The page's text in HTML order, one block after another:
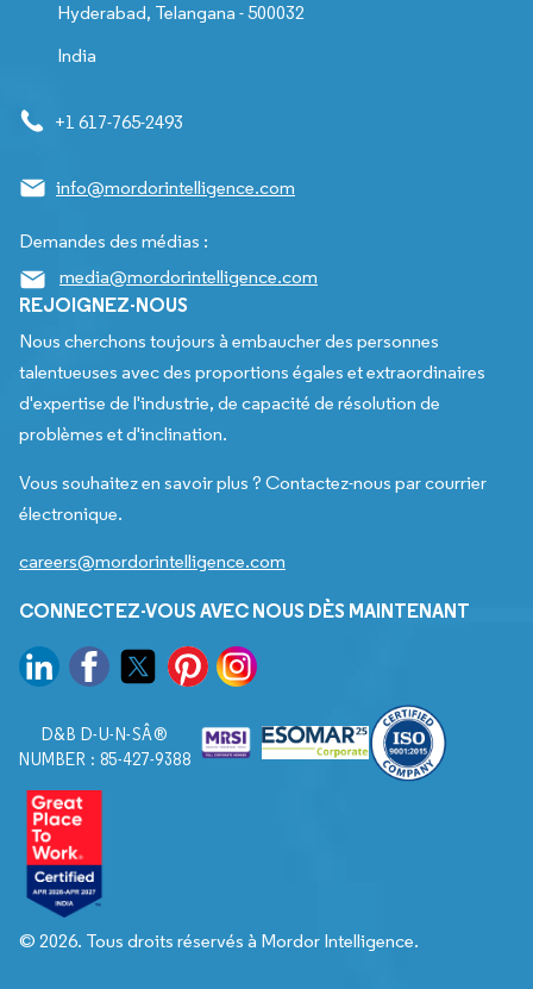
Hyderabad, Telangana - 500032
India
+1 617-765-2493
info@mordorintelligence.com
Demandes des médias :
media@mordorintelligence.com
REJOIGNEZ-NOUS
Nous cherchons toujours à embaucher des personnes
talentueuses avec des proportions égales et extraordinaires
d'expertise de l'industrie, de capacité de résolution de
problèmes et d'inclination.
Vous souhaitez en savoir plus ? Contactez-nous par courrier
électronique.
careers@mordorintelligence.com
CONNECTEZ-VOUS AVEC NOUS DÈS MAINTENANT
D&B D-U-N-SÂ®
NUMBER : 85-427-9388
© 2026. Tous droits réservés à Mordor Intelligence.